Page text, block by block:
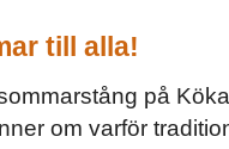
till alla!
på
om varför